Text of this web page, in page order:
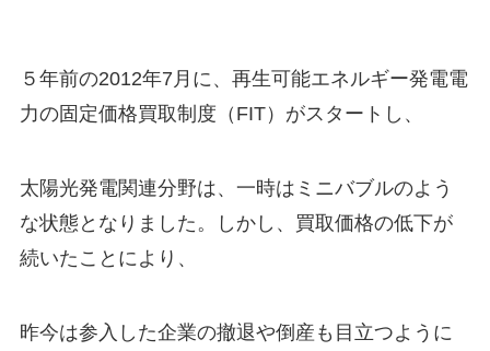
５年前の2012年7月に、再生可能エネルギー発電電
力の固定価格買取制度（FIT）がスタートし、
太陽光発電関連分野は、一時はミニバブルのよう
な状態となりました。しかし、買取価格の低下が
続いたことにより、
昨今は参入した企業の撤退や倒産も目立つように